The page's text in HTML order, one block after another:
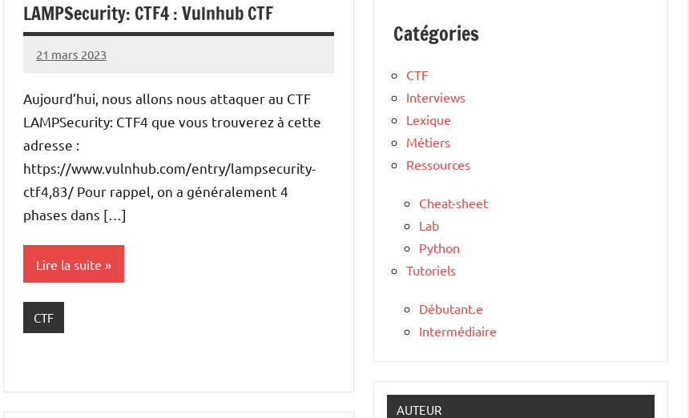
LAMPSecurity: CTF4 : Vulnhub CTF
21 mars 2023
nohackme
Aucun
Aujourd’hui, nous allons nous attaquer au CTF
LAMPSecurity: CTF4 que vous trouverez à cette
adresse :
https://www.vulnhub.com/entry/lampsecurity-
ctf4,83/ Pour rappel, on a généralement 4
phases dans […]
Lire la suite
CTF
Catégories
CTF
Interviews
Lexique
Métiers
Ressources
Cheat-sheet
Lab
Python
Tutoriels
Débutant.e
Intermédiaire
AUTEUR